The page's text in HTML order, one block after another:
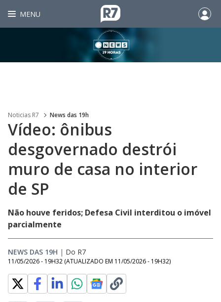
MENU
Noticias R7 News das 19h
Vídeo: ônibus
desgovernado destrói
muro de casa no interior
de SP
Não houve feridos; Defesa Civil interditou o imóvel
parcialmente
NEWS DAS 19H | Do R7
11/05/2026 - 19H32 (ATUALIZADO EM 11/05/2026 - 19H32)